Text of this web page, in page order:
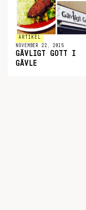
ARTIKEL
NOVEMBER 22, 2015
GÄVLIGT GOTT I
GÄVLE